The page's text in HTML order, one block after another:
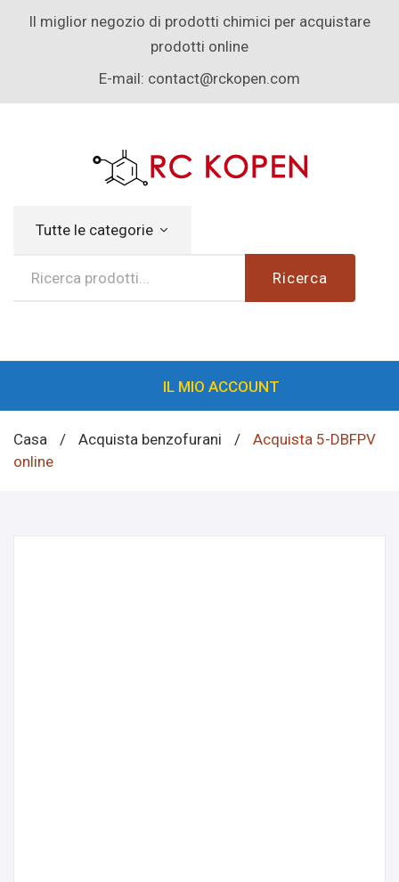
Il miglior negozio di prodotti chimici per acquistare
prodotti online
E-mail: contact@rckopen.com
Tutte le categorie
Ricerca
IL MIO ACCOUNT
Casa / Acquista benzofurani /
Acquista 5-DBFPV
online